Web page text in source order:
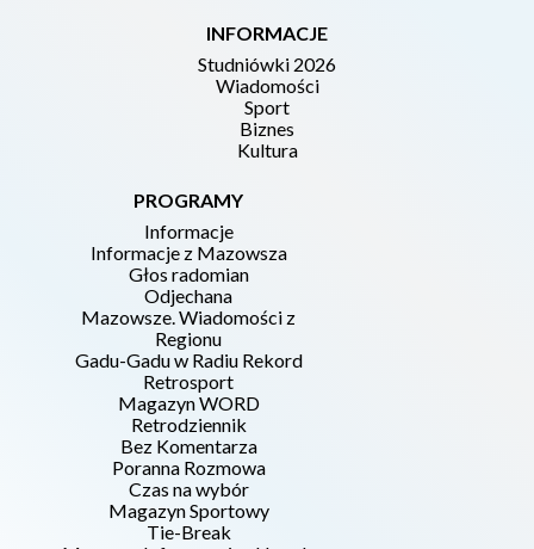
INFORMACJE
Studniówki 2026
Wiadomości
Sport
Biznes
Kultura
PROGRAMY
Informacje
Informacje z Mazowsza
Głos radomian
Odjechana
Mazowsze. Wiadomości z
Regionu
Gadu-Gadu w Radiu Rekord
Retrosport
Magazyn WORD
Retrodziennik
Bez Komentarza
Poranna Rozmowa
Czas na wybór
Magazyn Sportowy
Tie-Break